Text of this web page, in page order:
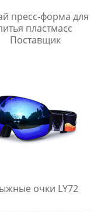
пресс-форма для
пластмасс
Поставщик
очки LY72